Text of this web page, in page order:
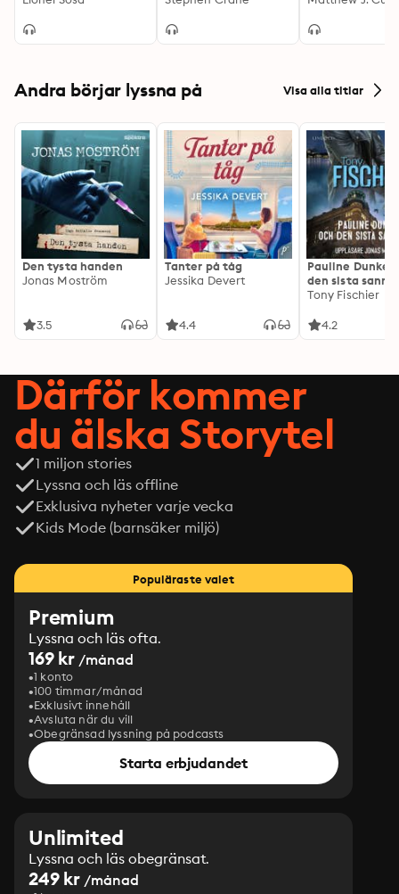
Andra börjar lyssna på Visa alla titlar
Den tysta handen
Jonas Moström
3.5
Tanter på tåg
Jessika Devert
4.4
Pauline Dunker
den sista
Tony Fischier
4.2
Därför kommer
du älska Storytel
1 miljon stories
Lyssna och läs offline
Exklusiva nyheter varje vecka
Kids Mode (barnsäker miljö)
Populäraste valet
Premium
Lyssna och läs ofta.
169 kr /månad
1 konto
100 timmar/månad
Exklusivt innehåll
Avsluta när du vill
Obegränsad lyssning på podcasts
Starta erbjudandet
Unlimited
Lyssna och läs obegränsat.
249 kr /månad